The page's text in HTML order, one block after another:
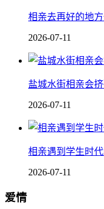
相亲去再好的地
2026-07-11
盐城水街相亲会
2026-07-11
相亲遇到学生时
2026-07-11
爱情